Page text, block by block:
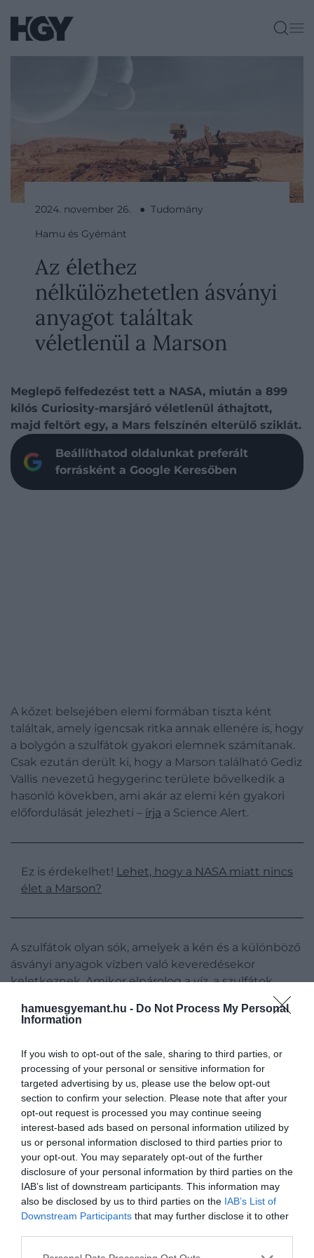
hamuesgyemant.hu - Do Not Process My Personal
Information
If you wish to opt-out of the sale, sharing to third parties, or
processing of your personal or sensitive information for
targeted advertising by us, please use the below opt-out
section to confirm your selection. Please note that after your
opt-out request is processed you may continue seeing
interest-based ads based on personal information utilized by
us or personal information disclosed to third parties prior to
your opt-out. You may separately opt-out of the further
disclosure of your personal information by third parties on the
IAB’s list of downstream participants. This information may
also be disclosed by us to third parties on the IAB’s List of
Downstream Participants that may further disclose it to other
Please note that this website/app uses one or more Google
2024. november 26. ● Tudomány
Hamu és Gyémánt
Az élethez
nélkülözhetetlen ásványi
anyagot találtak
véletlenül a Marson
Meglepő felfedezést tett a NASA, miután a 899
kilós Curiosity-marsjáró véletlenül áthajtott,
majd feltört egy, a Mars felszínén elterülő sziklát.
Beállíthatod oldalunkat preferált
forrásként a Google Keresőben
A kőzet belsejében elemi formában tiszta ként
találtak, amely igencsak ritka annak ellenére is, hogy
a bolygón a szulfátok gyakori elemnek számítanak.
Csak ezután derült ki, hogy a Marson található Gediz
Vallis nevezetű hegygerinc területe bővelkedik a
hasonló kövekben, ami akár az elemi kén gyakori
előfordulását jelezheti – írja a Science Alert.
Ez is érdekelhet! Lehet, hogy a NASA miatt nincs
élet a Marson?
A szulfátok olyan sók, amelyek a kén és a különböző
ásványi anyagok vízben való keveredésekor
keletkeznek. Amikor elpárolog a víz, a szulfátok
visszamaradnak. A felfedezés azért is fontos, mivel
segítségükkel rengeteget megtudhatunk a
felszíni vizével, de az idők során végbemenő
éghajlati változásokat is megismerhetjük.
A tiszta kén valójában csak specifikus körülmények
között képes kialakulni, a kutatók pedig nem
tudják, hogy adottak voltak-e az ehhez szükséges
feltételek a bolygó azon részén, ahol a marsjáró
feltörte a követ.
Fontos megemlíteni, hogy a kén minden élőlény
számára nélkülözhetetlen. Érdekesség, hogy a